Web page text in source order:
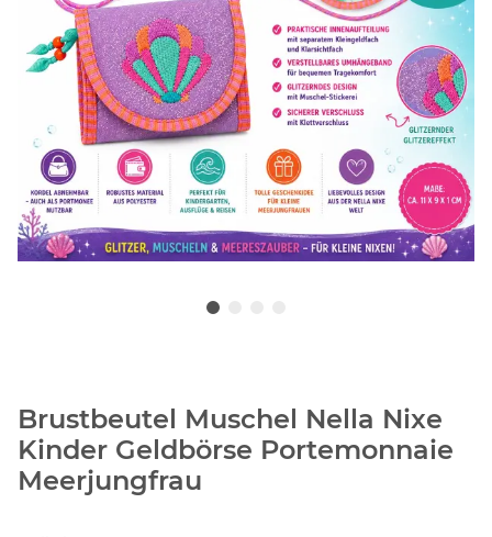
Brustbeutel Muschel Nella Nixe
Kinder Geldbörse Portemonnaie
Meerjungfrau